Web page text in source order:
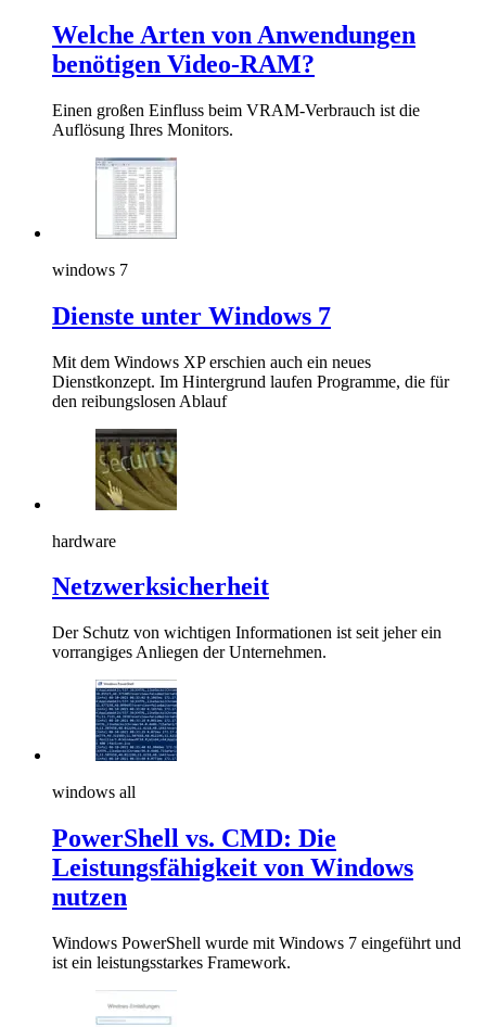
Welche Arten von Anwendungen
benötigen Video-RAM?
Einen großen Einfluss beim VRAM-Verbrauch ist die
Auflösung Ihres Monitors.
windows 7
Dienste unter Windows 7
Mit dem Windows XP erschien auch ein neues
Dienstkonzept. Im Hintergrund laufen Programme, die für
den reibungslosen Ablauf
hardware
Netzwerksicherheit
Der Schutz von wichtigen Informationen ist seit jeher ein
vorrangiges Anliegen der Unternehmen.
windows all
PowerShell vs. CMD: Die
Leistungsfähigkeit von Windows
nutzen
Windows PowerShell wurde mit Windows 7 eingeführt und
ist ein leistungsstarkes Framework.